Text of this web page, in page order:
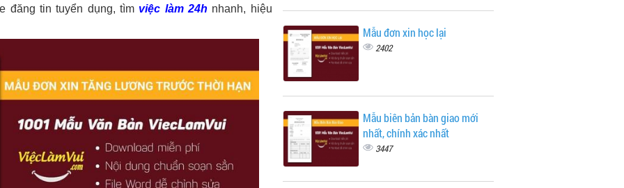
đăng tin tuyển dụng, tìm việc làm 24h nhanh, hiệu
Mẫu đơn xin học lại
2402
Mẫu biên bản bàn giao mới
nhất, chính xác nhất
3447